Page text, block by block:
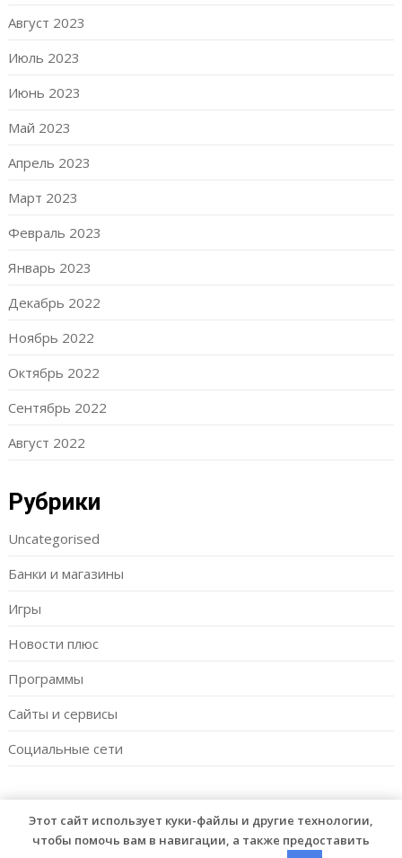
Август 2023
Июль 2023
Июнь 2023
Май 2023
Апрель 2023
Март 2023
Февраль 2023
Январь 2023
Декабрь 2022
Ноябрь 2022
Октябрь 2022
Сентябрь 2022
Август 2022
Рубрики
Uncategorised
Банки и магазины
Игры
Новости плюс
Программы
Сайты и сервисы
Социальные сети
© 2026 Fishgor | WordPress Theme bySuperb WordPress
Themes
Этот сайт использует куки-файлы и другие технологии,
чтобы помочь вам в навигации, а также предоставить